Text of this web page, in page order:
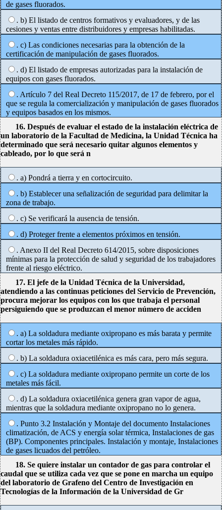
de gases fluorados.
. b) El listado de centros formativos y evaluadores, y de las
cesiones y ventas entre distribuidores y empresas habilitadas.
. c) Las condiciones necesarias para la obtención de la
certificación de manipulación de gases fluorados.
. d) El listado de empresas autorizadas para la instalación de
equipos con gases fluorados.
. Artículo 7 del Real Decreto 115/2017, de 17 de febrero, por el
que se regula la comercialización y manipulación de gases fluorados
y equipos basados en los mismos.
16. Después de evaluar el estado de la instalación eléctrica de
un laboratorio de la Facultad de Medicina, la Unidad Técnica ha
determinado que será necesario quitar algunos elementos y
cableado, por lo que será n
. a) Pondrá a tierra y en cortocircuito.
. b) Establecer una señalización de seguridad para delimitar la
zona de trabajo.
. c) Se verificará la ausencia de tensión.
. d) Proteger frente a elementos próximos en tensión.
. Anexo II del Real Decreto 614/2015, sobre disposiciones
mínimas para la protección de salud y seguridad de los trabajadores
frente al riesgo eléctrico.
17. El jefe de la Unidad Técnica de la Universidad,
atendiendo a las continuas peticiones del Servicio de Prevención,
procura mejorar los equipos con los que trabaja el personal
persiguiendo que se produzcan el menor número de acciden
. a) La soldadura mediante oxipropano es más barata y permite
cortar los metales más rápido.
. b) La soldadura oxiacetilénica es más cara, pero más segura.
. c) La soldadura mediante oxipropano permite un corte de los
metales más fácil.
. d) La soldadura oxiacetilénica genera gran vapor de agua,
mientras que la soldadura mediante oxipropano no lo genera.
. Punto 3.2 Instalación y Montaje del documento Instalaciones
climatización, de ACS y energía solar térmica, Instalaciones de gas
(BP). Componentes principales. Instalación y montaje, Instalaciones
de gases licuados del petróleo.
18. Se quiere instalar un contador de gas para controlar el
caudal que se utiliza cada vez que se pone en marcha un equipo
del laboratorio de Grafeno del Centro de Investigación en
Tecnologías de la Información de la Universidad de Gr